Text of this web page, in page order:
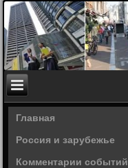
Главная
Россия и зарубежье
Комментарии событий